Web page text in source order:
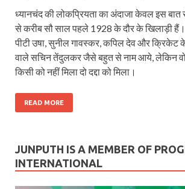
ध्यानचंद की लोकप्रियता का अंदाजा केवल इस
से करीब सौ साल पहले 1928 के दौर के खिलाड़ी हैं।
पीटी उषा, सुनील गावस्कर, कपिल देव और क्रिकेट
वाले सचिन तेंदुलकर जैसे बहुत से नाम आये, लेकिन
किसी को नहीं मिला दो दद्दा को मिला।
READ MORE
JUNPUTH IS A MEMBER OF
INTERNATIONAL